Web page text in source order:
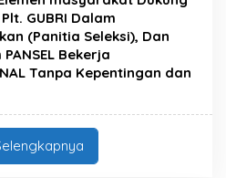
GUBRI Dalam
(Panitia Seleksi), Dan
Bekerja
Tanpa Kepentingan dan